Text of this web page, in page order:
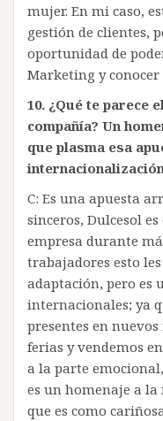
mujer. En mi caso,
gestión de clientes,
oportunidad de
Marketing y conocer
10. ¿Qué te parece
compañía? Un
que plasma esa
C: Es una apuesta
sinceros, Dulcesol
empresa durante
trabajadores esto
adaptación, pero es
internacionales; ya
presentes en
ferias y vendemos
a la parte
es un homenaje a la
que es como